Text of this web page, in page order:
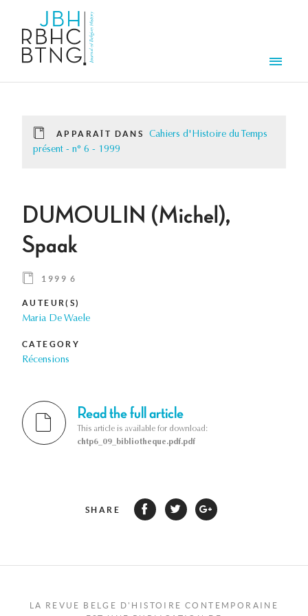
APPARAÎT DANS
Cahiers d'Histoire du Temps
présent - n° 6 - 1999
DUMOULIN (Michel),
Spaak
1999 6
AUTEUR(S)
Maria De Waele
CATEGORY
Récensions
Read the full article
This article is available for download:
chtp6_09_bibliotheque.pdf.pdf
SHARE
LA REVUE BELGE D'HISTOIRE CONTEMPORAINE